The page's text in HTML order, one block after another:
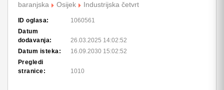
baranjska
Osijek Industrijska četvrt
ID oglasa:
1060561
Datum
dodavanja:
26.03.2025 14:02:52
Datum isteka:
16.09.2030 15:02:52
Pregledi
stranice:
1010